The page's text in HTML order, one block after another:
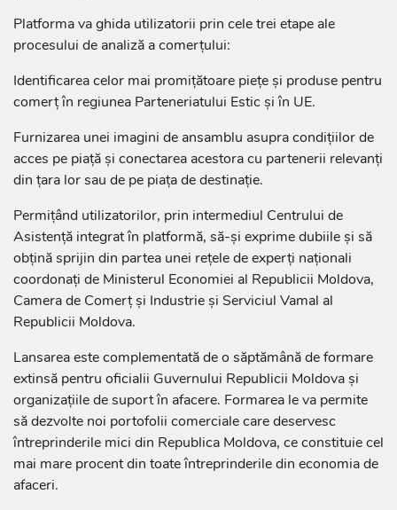
Platforma va ghida utilizatorii prin cele trei etape ale
procesului de analiză a comerțului:
Identificarea celor mai promițătoare piețe și produse pentru
comerț în regiunea Parteneriatului Estic și în UE.
Furnizarea unei imagini de ansamblu asupra condițiilor de
acces pe piață și conectarea acestora cu partenerii relevanți
din țara lor sau de pe piața de destinație.
Permițând utilizatorilor, prin intermediul Centrului de
Asistență integrat în platformă, să-și exprime dubiile și să
obțină sprijin din partea unei rețele de experți naționali
coordonați de Ministerul Economiei al Republicii Moldova,
Camera de Comerț și Industrie și Serviciul Vamal al
Republicii Moldova.
Lansarea este complementată de o săptămână de formare
extinsă pentru oficialii Guvernului Republicii Moldova și
organizațiile de suport în afacere. Formarea le va permite
să dezvolte noi portofolii comerciale care deservesc
întreprinderile mici din Republica Moldova, ce constituie cel
mai mare procent din toate întreprinderile din economia de
afaceri.